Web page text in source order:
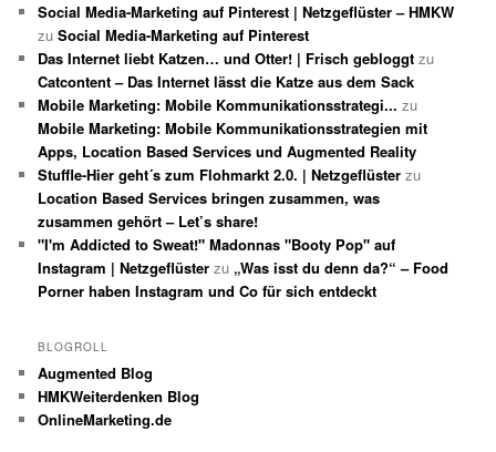
Social Media-Marketing auf Pinterest | Netzgeflüster – HMKW
zuSocial Media-Marketing auf Pinterest
Das Internet liebt Katzen… und Otter! | Frisch gebloggt zu
Catcontent – Das Internet lässt die Katze aus dem Sack
Mobile Marketing: Mobile Kommunikationsstrategi... zu
Mobile Marketing: Mobile Kommunikationsstrategien mit
Apps, Location Based Services und Augmented Reality
Stuffle-Hier geht´s zum Flohmarkt 2.0. | Netzgeflüster zu
Location Based Services bringen zusammen, was
zusammen gehört – Let’s share!
"I'm Addicted to Sweat!" Madonnas "Booty Pop" auf
Instagram | Netzgeflüster zu „Was isst du denn da?“ – Food
Porner haben Instagram und Co für sich entdeckt
BLOGROLL
Augmented Blog
HMKWeiterdenken Blog
OnlineMarketing.de